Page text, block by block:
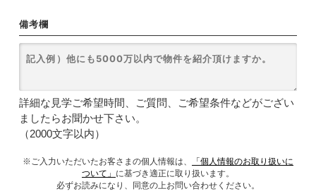
備考欄
詳細な見学ご希望時間、ご質問、ご希望条件などがござい
ましたらお聞かせ下さい。
（2000文字以内）
※ご入力いただいたお客さまの個人情報は、
「個人情報のお取り扱いに
ついて」 に基づき適正に取り扱います。
必ずお読みになり、同意の上お問い合わせください。